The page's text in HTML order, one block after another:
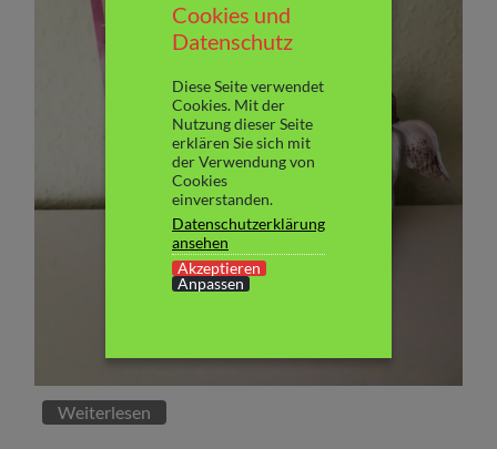
Weiterlesen
Cookies und
Datenschutz
Diese Seite verwendet
Cookies. Mit der
Nutzung dieser Seite
erklären Sie sich mit
der Verwendung von
Cookies
einverstanden.
Datenschutzerklärung
ansehen
Akzeptieren
Anpassen